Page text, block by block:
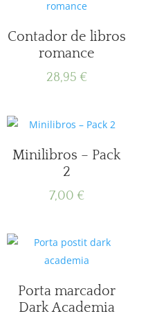
Contador de libros
romance
28,95 €
Minilibros – Pack
2
7,00 €
Porta marcador
Dark Academia